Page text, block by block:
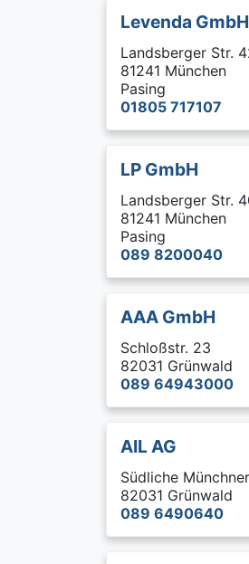
Levenda GmbH
Landsberger Str.
81241 München
Pasing
01805 717107
LP GmbH
Landsberger Str.
81241 München
Pasing
089 8200040
AAA GmbH
Schloßstr. 23
82031 Grünwald
089 64943000
AIL AG
Südliche
82031 Grünwald
089 6490640